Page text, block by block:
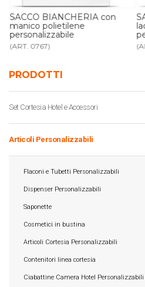
PRODOTTI
Set Cortesia Hotel e Accessori
Articoli Personalizzabili
Flaconi e Tubetti Personalizzabili
Dispenser Personalizzabili
Saponette
Cosmetici in bustina
Articoli Cortesia Personalizzabili
Contenitori linea cortesia
Ciabattine Camera Hotel Personalizzabili
SACCO BIANCHERIA con
manico polietilene
personalizzabile
(ART. 0767)